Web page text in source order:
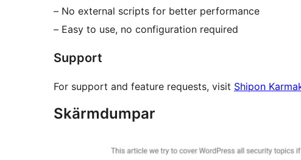
– No external scripts for better performance
– Easy to use, no configuration required
Support
For support and feature requests, visit Shipon
Skärmdumpar